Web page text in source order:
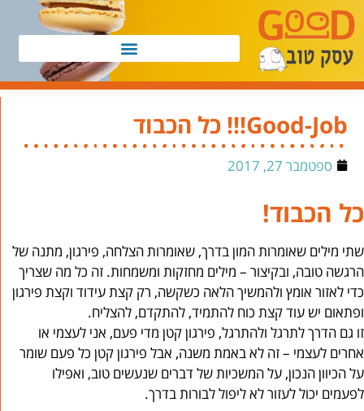
Good-Job!!! כל הכבוד
ספטמבר 27, 2017
כל הכבוד!
שתי מילים שאומרות המון בדרך, שאומרות הצלחה, פירגון, מתנה של
הרגשה טובה, ובקיצור – מילים מחזקות ומשמחות. זה כל מה שצריך
כדי לאזור אומץ ולהמשיך הלאה כשקשה, רק קצת עידוד וקצת פירגון
ופתאום יש עוד קצת כוח להתמיד, להתקדם, להצליח.
זו גם הדרך לתרגל ולהתרגל, פירגון קטן מדי פעם, אני לעצמי או
אחרים לעצמי – זה לא באמת משנה, אבל פירגון קטן כל פעם שומר
על הכיוון הנכון, על המשכיות של דברים שנעשים טוב, ואפילו
לפעמים יכול לעזור לא ליפול לבורות בדרך.